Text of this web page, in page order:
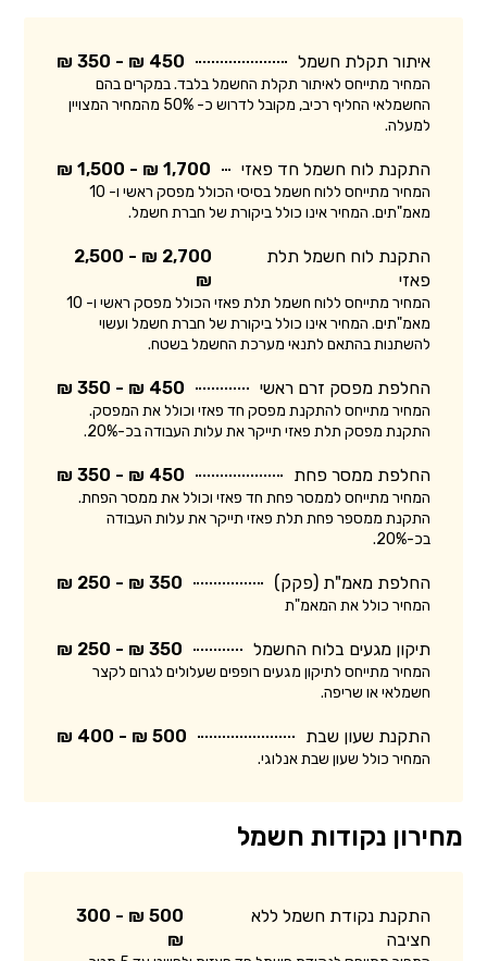
איתור תקלת חשמל 450 ₪ - 350 ₪
המחיר מתייחס לאיתור תקלת החשמל בלבד. במקרים בהם
החשמלאי החליף רכיב, מקובל לדרוש כ- 50% מהמחיר המצויין
למעלה.
התקנת לוח חשמל חד פאזי 1,700 ₪ - 1,500 ₪
המחיר מתייחס ללוח חשמל בסיסי הכולל מפסק ראשי ו- 10
מאמ"תים. המחיר אינו כולל ביקורת של חברת חשמל.
התקנת לוח חשמל תלת
פאזי
2,700 ₪ - 2,500
₪
המחיר מתייחס ללוח חשמל תלת פאזי הכולל מפסק ראשי ו- 10
מאמ"תים. המחיר אינו כולל ביקורת של חברת חשמל ועשוי
להשתנות בהתאם לתנאי מערכת החשמל בשטח.
החלפת מפסק זרם ראשי 450 ₪ - 350 ₪
המחיר מתייחס להתקנת מפסק חד פאזי וכולל את המפסק.
התקנת מפסק תלת פאזי תייקר את עלות העבודה בכ-20%.
החלפת ממסר פחת 450 ₪ - 350 ₪
המחיר מתייחס לממסר פחת חד פאזי וכולל את ממסר הפחת.
התקנת ממספר פחת תלת פאזי תייקר את עלות העבודה
בכ-20%.
החלפת מאמ"ת (פקק) 350 ₪ - 250 ₪
המחיר כולל את המאמ"ת
תיקון מגעים בלוח החשמל 350 ₪ - 250 ₪
המחיר מתייחס לתיקון מגעים רופפים שעלולים לגרום לקצר
חשמלאי או שריפה.
התקנת שעון שבת 500 ₪ - 400 ₪
המחיר כולל שעון שבת אנלוגי.
מחירון נקודות חשמל
התקנת נקודת חשמל ללא
חציבה
500 ₪ - 300
₪